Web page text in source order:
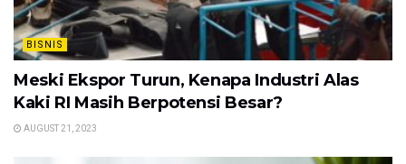
BISNIS
Meski Ekspor Turun, Kenapa Industri Alas
Kaki RI Masih Berpotensi Besar?
AUGUST 21, 2023